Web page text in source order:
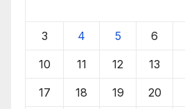
3 4 5 6
10 11 12 13
17 18 19 20